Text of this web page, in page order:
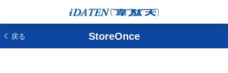
戻る StoreOnce